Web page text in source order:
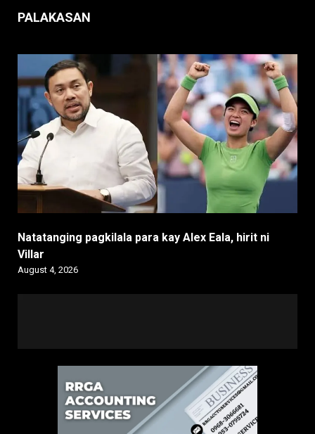
PALAKASAN
Natatanging pagkilala para kay Alex Eala, hirit ni
Villar
August 4, 2026